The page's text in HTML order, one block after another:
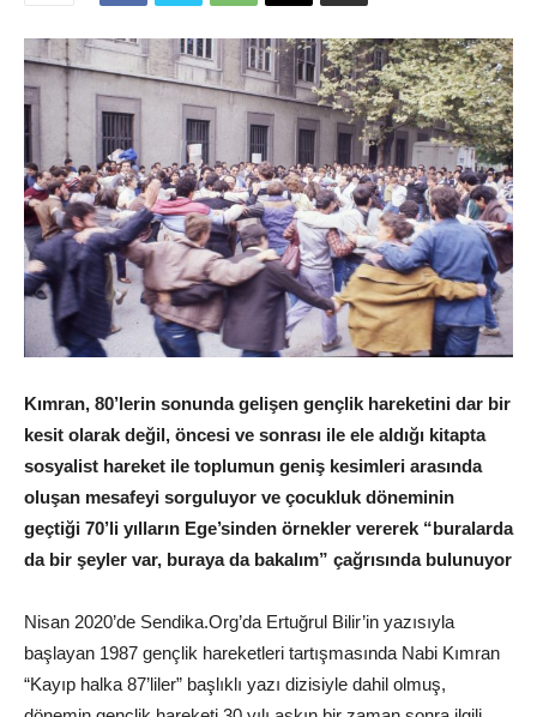
Kımran, 80’lerin sonunda gelişen gençlik hareketini dar bir
kesit olarak değil, öncesi ve sonrası ile ele aldığı kitapta
sosyalist hareket ile toplumun geniş kesimleri arasında
oluşan mesafeyi sorguluyor ve çocukluk döneminin
geçtiği 70’li yılların Ege’sinden örnekler vererek “buralarda
da bir şeyler var, buraya da bakalım” çağrısında bulunuyor
Nisan 2020’de Sendika.Org’da Ertuğrul Bilir’in yazısıyla
başlayan 1987 gençlik hareketleri tartışmasında Nabi Kımran
“Kayıp halka 87’liler” başlıklı yazı dizisiyle dahil olmuş,